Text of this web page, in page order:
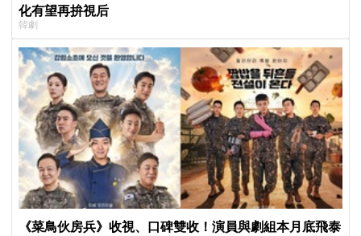
化有望再拚視后
韓劇
《菜鳥伙房兵》收視、口碑雙收！演員與劇組本月底飛泰